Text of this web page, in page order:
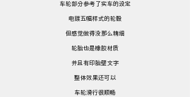
车轮部分参考了实车的设定
电镀五幅样式的轮毂
但感觉做得没那么精细
轮胎也是橡胶材质
并且有印胎壁文字
整体效果还可以
车轮滑行很顺畅